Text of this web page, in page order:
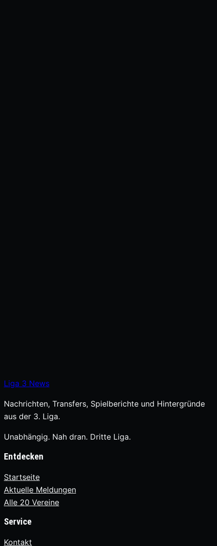
Liga 3 News
Nachrichten, Transfers, Spielberichte und Hintergründe
aus der 3. Liga.
Unabhängig. Nah dran. Dritte Liga.
Entdecken
Startseite
Aktuelle Meldungen
Alle 20 Vereine
Service
Kontakt